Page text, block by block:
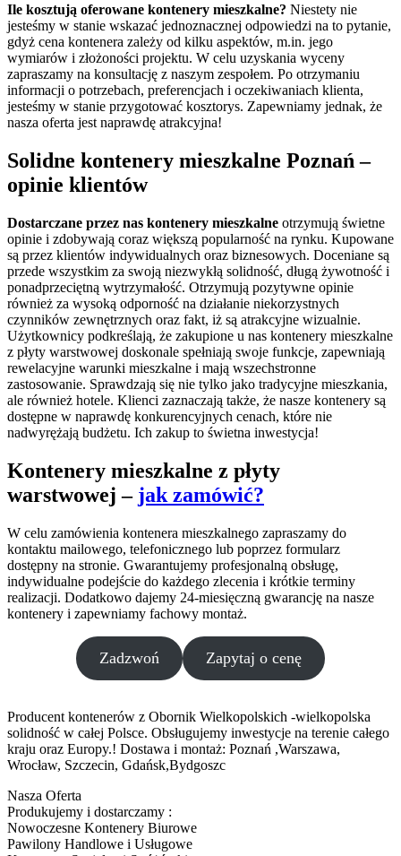
Ile kosztują oferowane kontenery mieszkalne? Niestety nie
jesteśmy w stanie wskazać jednoznacznej odpowiedzi na to pytanie,
gdyż cena kontenera zależy od kilku aspektów, m.in. jego
wymiarów i złożoności projektu. W celu uzyskania wyceny
zapraszamy na konsultację z naszym zespołem. Po otrzymaniu
informacji o potrzebach, preferencjach i oczekiwaniach klienta,
jesteśmy w stanie przygotować kosztorys. Zapewniamy jednak, że
nasza oferta jest naprawdę atrakcyjna!
Solidne kontenery mieszkalne Poznań –
opinie klientów
Dostarczane przez nas kontenery mieszkalne otrzymują świetne
opinie i zdobywają coraz większą popularność na rynku. Kupowane
są przez klientów indywidualnych oraz biznesowych. Doceniane są
przede wszystkim za swoją niezwykłą solidność, długą żywotność i
ponadprzeciętną wytrzymałość. Otrzymują pozytywne opinie
również za wysoką odporność na działanie niekorzystnych
czynników zewnętrznych oraz fakt, iż są atrakcyjne wizualnie.
Użytkownicy podkreślają, że zakupione u nas kontenery mieszkalne
z płyty warstwowej doskonale spełniają swoje funkcje, zapewniają
rewelacyjne warunki mieszkalne i mają wszechstronne
zastosowanie. Sprawdzają się nie tylko jako tradycyjne mieszkania,
ale również hotele. Klienci zaznaczają także, że nasze kontenery są
dostępne w naprawdę konkurencyjnych cenach, które nie
nadwyrężają budżetu. Ich zakup to świetna inwestycja!
Kontenery mieszkalne z płyty
warstwowej – jak zamówić?
W celu zamówienia kontenera mieszkalnego zapraszamy do
kontaktu mailowego, telefonicznego lub poprzez formularz
dostępny na stronie. Gwarantujemy profesjonalną obsługę,
indywidualne podejście do każdego zlecenia i krótkie terminy
realizacji. Dodatkowo dajemy 24-miesięczną gwarancję na nasze
kontenery i zapewniamy fachowy montaż.
Zadzwoń Zapytaj o cenę
Producent kontenerów z Obornik Wielkopolskich -wielkopolska
solidność w całej Polsce. Obsługujemy inwestycje na terenie całego
kraju oraz Europy.! Dostawa i montaż: Poznań ,Warszawa,
Wrocław, Szczecin, Gdańsk,Bydgoszc
Nasza Oferta
Produkujemy i dostarczamy :
Nowoczesne Kontenery Biurowe
Pawilony Handlowe i Usługowe